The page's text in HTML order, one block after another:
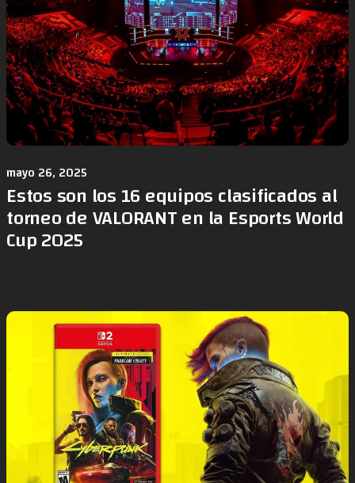
mayo 26, 2025
Estos son los 16 equipos clasificados al
torneo de VALORANT en la Esports World
Cup 2025